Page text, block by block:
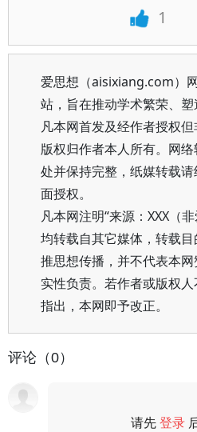
1
爱思想（aisixiang.com）
站，旨在推动学术繁荣、塑
凡本网首发及经作者授权但
版权归作者本人所有。网
处并保持完整，纸媒转载
面授权。
凡本网注明“来源：XXX（
均转载自其它媒体，转载
推思想传播，并不代表本
实性负责。若作者或版权
指出，本网即予改正。
评论（0）
请先登录